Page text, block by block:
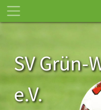
SV Grün-
e.V.